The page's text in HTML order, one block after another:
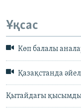
Ұқсас
Көп балалы
Қазақстанда
Қытайдағы қысымды